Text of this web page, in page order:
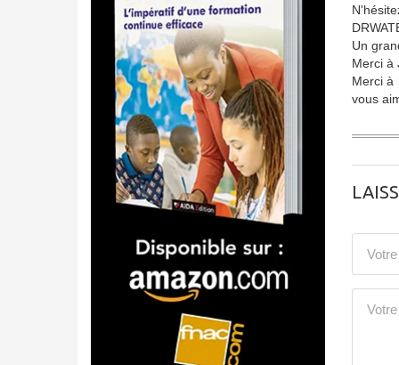
Un
Merci à
Merci à
vous